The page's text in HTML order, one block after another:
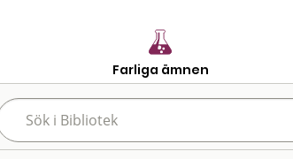
Farliga ämnen